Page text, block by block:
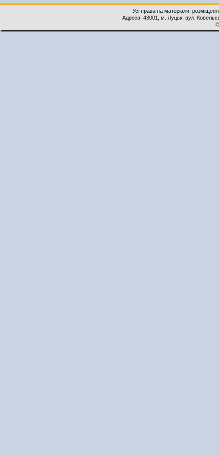
Усі права на матеріали,
Адреса: 43001, м. Луцьк, вул.